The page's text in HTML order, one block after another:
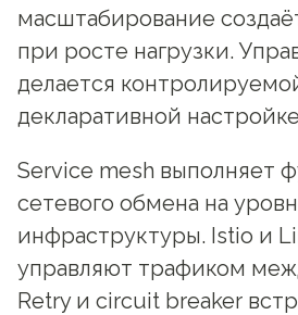
масштабирование
при росте нагрузки.
делается
декларативной
Service mesh выполняет
сетевого обмена на
инфраструктуры. Istio и
управляют трафиком
Retry и circuit breaker